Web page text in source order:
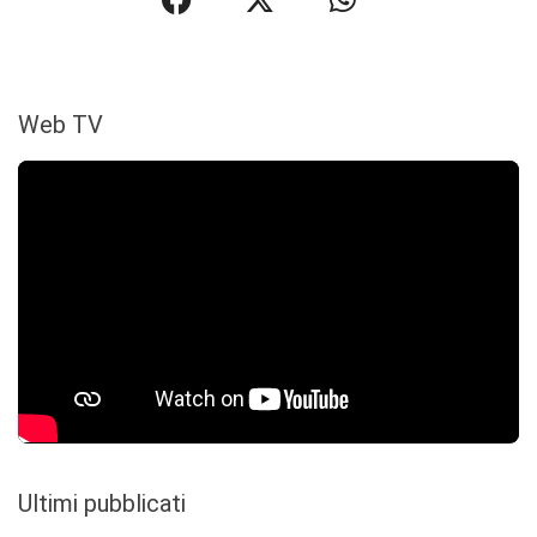
Web TV
Ultimi pubblicati